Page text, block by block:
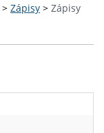
> Zápisy > Zápisy